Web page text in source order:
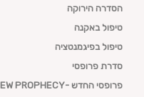
הסדרה הירוקה
טיפול באקנה
טיפול בפיגמנטציה
סדרת פרופסי
פרופסי החדש -NEW PROPHECY